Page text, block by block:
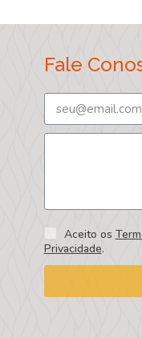
Fale
Aceito os
Privacidade.